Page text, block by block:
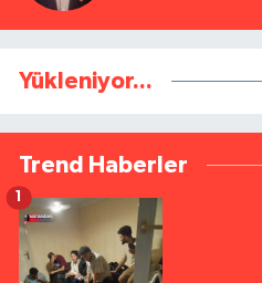
Yükleniyor...
Trend Haberler
1